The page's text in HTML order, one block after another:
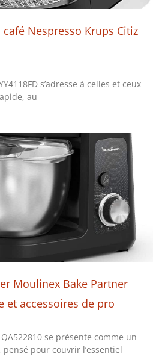
Nespresso Krups Citiz
s’adresse à celles et ceux
au
Moulinex Bake Partner
et accessoires de pro
se présente comme un
pour couvrir l’essentiel